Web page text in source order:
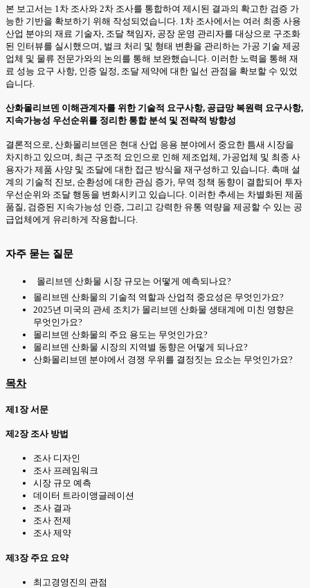
본 보고서는 1차 조사와 2차 조사를 통합하여 제시된 결과의 확고한 검증 가
능한 기반을 확보하기 위해 작성되었습니다. 1차 조사에서는 여러 최종 사용
산업 분야의 재료 기술자, 조달 책임자, 공장 운영 관리자를 대상으로 구조화
된 인터뷰를 실시했으며, 벌크 처리 및 형태 변환을 관리하는 가공 기술 제공
업체 및 물류 전문가와의 논의를 통해 보완했습니다. 이러한 노력을 통해 재
료 성능 요구 사항, 인증 일정, 조달 제약에 대한 일선 관점을 확보할 수 있었
습니다.
산화몰리브덴 이해관계자를 위한 기술적 요구사항, 공급망 복원력 요구사항,
지속가능성 우선순위를 정리한 통합 분석 및 전략적 방향성
결론적으로, 산화몰리브덴은 현대 산업 응용 분야에서 중요한 틈새 시장을
차지하고 있으며, 최근 구조적 요인으로 인해 제조업체, 가공업체 및 최종 사
용자가 제품 사양 및 조달에 대한 접근 방식을 재구성하고 있습니다. 촉매 설
계의 기술적 진보, 순환성에 대한 관심 증가, 무역 정책 동향이 결합되어 투자
우선순위와 조달 행동을 변화시키고 있습니다. 이러한 추세는 차별화된 제품
품질, 검증된 지속가능성 인증, 그리고 강력한 유통 역량을 제공할 수 있는 공
급업체에게 유리하게 작용합니다.
자주 묻는 질문
몰리브덴 산화물 시장 규모는 어떻게 예측되나요?
몰리브덴 산화물의 기술적 역할과 산업적 중요성은 무엇인가요?
2025년 미국의 관세 조치가 몰리브덴 산화물 생태계에 미친 영향은
무엇인가요?
몰리브덴 산화물의 주요 용도는 무엇인가요?
몰리브덴 산화물 시장의 지역별 동향은 어떻게 되나요?
산화몰리브덴 분야에서 경쟁 우위를 결정짓는 요소는 무엇인가요?
목차
제1장 서문
제2장 조사 방법
조사 디자인
조사 프레임워크
시장 규모 예측
데이터 트라이앵글레이션
조사 결과
조사 전제
조사 제약
제3장 주요 요약
최고경영진의 관점